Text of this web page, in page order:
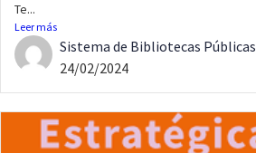
Te...
Leer más
Sistema de Bibliotecas Públicas
24/02/2024